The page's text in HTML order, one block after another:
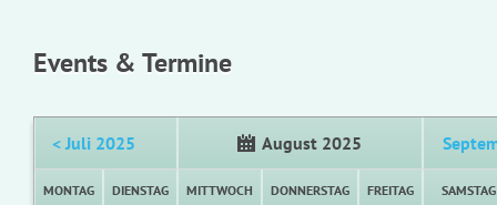
Events & Termine
< Juli 2025 August 2025
MONTAG DIENSTAG MITTWOCH DONNERSTAG FREITAG SAMSTAG